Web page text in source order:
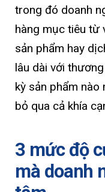
trong đó doanh
hàng mục tiêu từ
sản phẩm hay
lâu dài với
kỳ sản phẩm nào
bỏ qua cả khía
3 mức độ
mà doanh